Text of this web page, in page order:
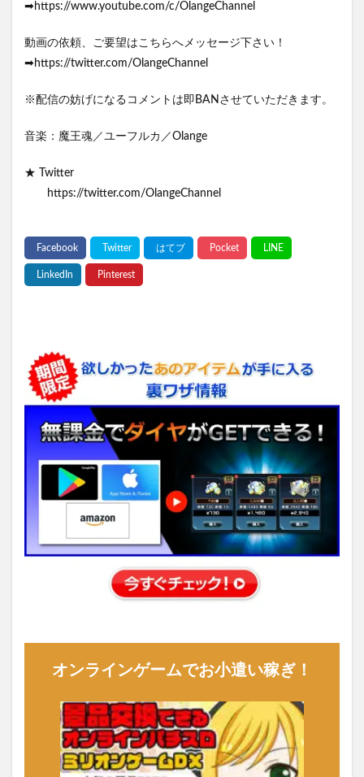
➡https://www.youtube.com/c/OlangeChannel
動画の依頼、ご要望はこちらへメッセージ下さい！
➡https://twitter.com/OlangeChannel
※配信の妨げになるコメントは即BANさせていただきます。
音楽：魔王魂／ユーフルカ／Olange
★ Twitter
https://twitter.com/OlangeChannel
オンラインゲームでお小遣い稼ぎ！